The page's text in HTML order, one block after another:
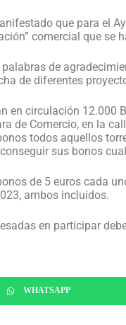
que para el
comercial que se
de
de diferentes
en circulación 12.000
de Comercio, en la
todos aquellos
sus bonos
de 5 euros cada
ambos incluidos.
en participar
WHATSAPP